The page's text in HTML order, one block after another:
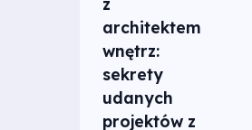
architektem
wnętrz:
sekrety
udanych
projektów z